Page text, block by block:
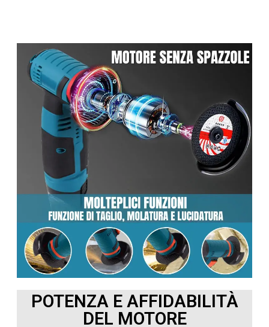
POTENZA E AFFIDABILITÀ
DEL MOTORE